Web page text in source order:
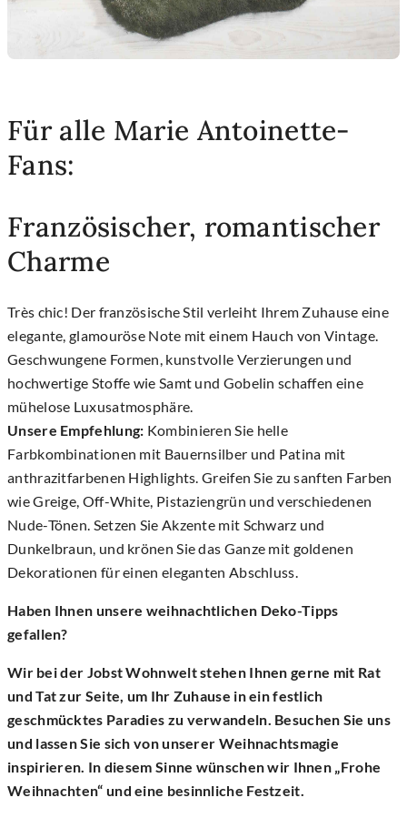
Für alle Marie Antoinette-
Fans:
Französischer, romantischer
Charme
Très chic! Der französische Stil verleiht Ihrem Zuhause eine
elegante, glamouröse Note mit einem Hauch von Vintage.
Geschwungene Formen, kunstvolle Verzierungen und
hochwertige Stoffe wie Samt und Gobelin schaffen eine
mühelose Luxusatmosphäre.
Unsere Empfehlung: Kombinieren Sie helle
Farbkombinationen mit Bauernsilber und Patina mit
anthrazitfarbenen Highlights. Greifen Sie zu sanften Farben
wie Greige, Off-White, Pistaziengrün und verschiedenen
Nude-Tönen. Setzen Sie Akzente mit Schwarz und
Dunkelbraun, und krönen Sie das Ganze mit goldenen
Dekorationen für einen eleganten Abschluss.
Haben Ihnen unsere weihnachtlichen Deko-Tipps
gefallen?
Wir bei der Jobst Wohnwelt stehen Ihnen gerne mit Rat
und Tat zur Seite, um Ihr Zuhause in ein festlich
geschmücktes Paradies zu verwandeln. Besuchen Sie uns
und lassen Sie sich von unserer Weihnachtsmagie
inspirieren. In diesem Sinne wünschen wir Ihnen „Frohe
Weihnachten“ und eine besinnliche Festzeit.